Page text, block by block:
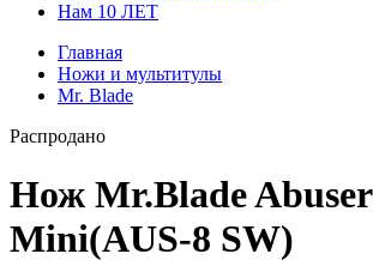
Нам 10 ЛЕТ
Главная
Ножи и мультитулы
Mr. Blade
Распродано
Нож Mr.Blade Abuser
Mini(AUS-8 SW)